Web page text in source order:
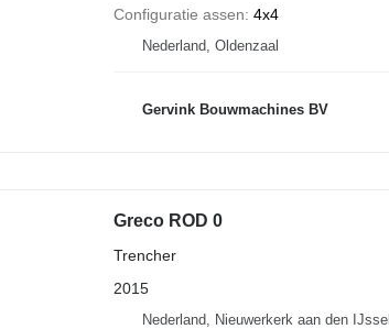
Configuratie assen 4x4
Nederland, Oldenzaal
Gervink Bouwmachines BV
Greco ROD 0
Trencher
2015
Nederland, Nieuwerkerk aan den IJssel